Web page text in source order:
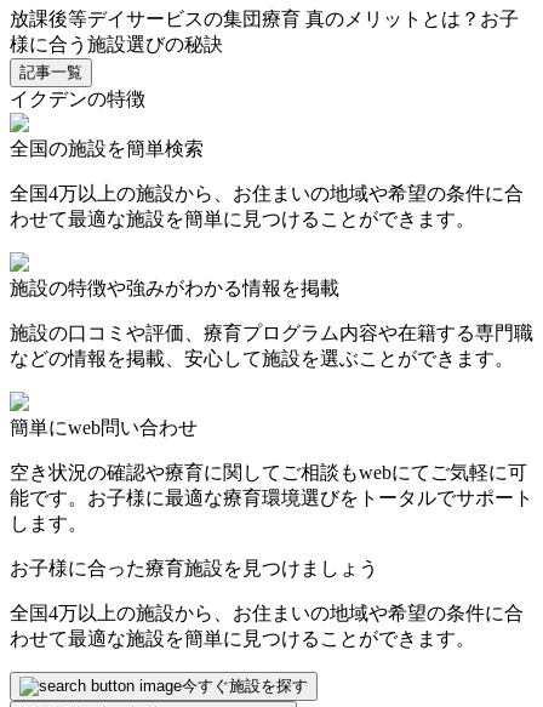
放課後等デイサービスの集団療育 真のメリットとは？お子
様に合う施設選びの秘訣
記事一覧
イクデンの特徴
全国の施設を簡単検索
全国4万以上の施設から、お住まいの地域や希望の条件に合
わせて最適な施設を簡単に見つけることができます。
施設の特徴や強みがわかる情報を掲載
施設の口コミや評価、療育プログラム内容や在籍する専門職
などの情報を掲載、安心して施設を選ぶことができます。
簡単にweb問い合わせ
空き状況の確認や療育に関してご相談もwebにてご気軽に可
能です。お子様に最適な療育環境選びをトータルでサポート
します。
お子様に合った療育施設を見つけましょう
全国4万以上の施設から、お住まいの地域や希望の条件に合
わせて最適な施設を簡単に見つけることができます。
今すぐ施設を探す